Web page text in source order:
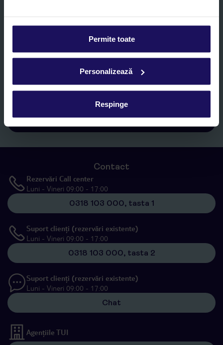
Permite toate
Personalizează
Respinge
Sunt de acord cu prelucrarea datelor mele personale de către TUI
Romania SRL în scopuri de marketing, în cadrul și în scopul
specificat în„Informații privind prelucrarea datelor cu caracter
inclusiv utilizarea așa-numitelor sisteme de apelare automată.
Contact
Rezervări Call center
Luni - Vineri 09:00 - 17:00
0318 103 000, tasta 1
Suport clienți (rezervări existente)
Luni - Vineri 09:00 - 17:00
0318 103 000, tasta 2
Suport clienți (rezervări existente)
Luni - Vineri 09:00 - 17:00
Chat
Agențiile TUI